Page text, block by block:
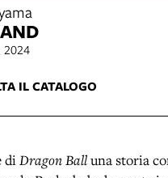
2024
IL CATALOGO
diDragon Balluna storia